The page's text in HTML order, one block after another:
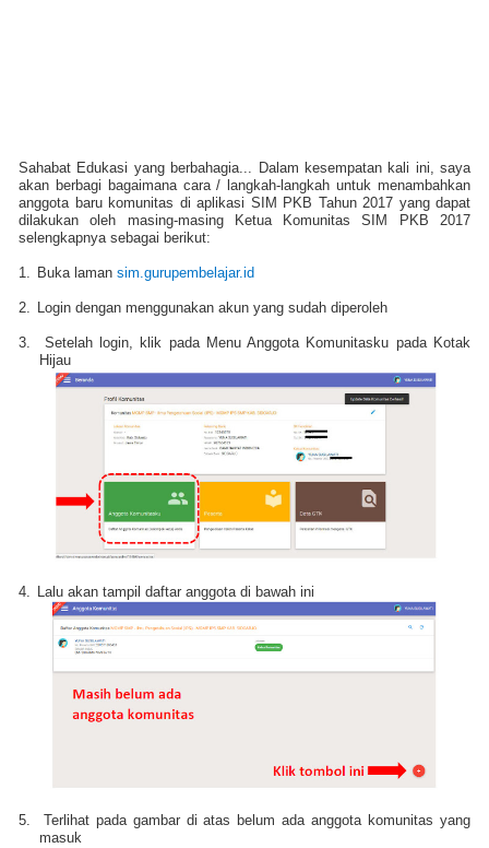
Sahabat Edukasi yang berbahagia... Dalam kesempatan kali ini, saya
akan berbagi bagaimana cara / langkah-langkah untuk menambahkan
anggota baru komunitas di aplikasi SIM PKB Tahun 2017 yang dapat
dilakukan oleh masing-masing Ketua Komunitas SIM PKB 2017
selengkapnya sebagai berikut:
1. Buka laman sim.gurupembelajar.id
2. Login dengan menggunakan akun yang sudah diperoleh
3.
Setelah login, klik pada Menu Anggota Komunitasku pada Kotak
Hijau
4. Lalu akan tampil daftar anggota di bawah ini
5.
Terlihat pada gambar di atas belum ada anggota komunitas yang
masuk